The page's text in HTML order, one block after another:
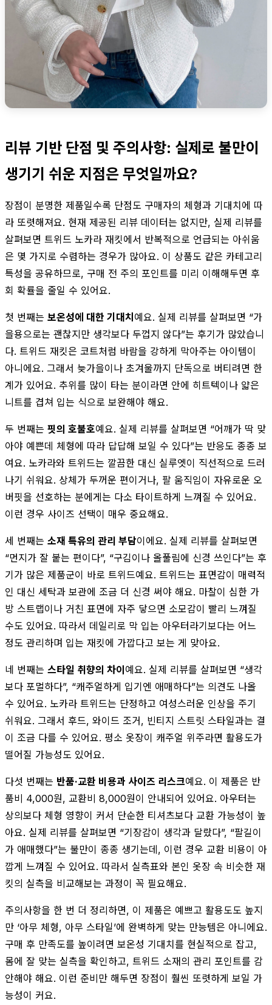
리뷰 기반 단점 및 주의사항: 실제로 불만이
생기기 쉬운 지점은 무엇일까요?
장점이 분명한 제품일수록 단점도 구매자의 체형과 기대치에 따
라 또렷해져요. 현재 제공된 리뷰 데이터는 없지만, 실제 리뷰를
살펴보면 트위드 노카라 재킷에서 반복적으로 언급되는 아쉬움
은 몇 가지로 수렴하는 경우가 많아요. 이 상품도 같은 카테고리
특성을 공유하므로, 구매 전 주의 포인트를 미리 이해해두면 후
회 확률을 줄일 수 있어요.
첫 번째는 보온성에 대한 기대치예요. 실제 리뷰를 살펴보면 “가
을용으로는 괜찮지만 생각보다 두껍지 않다”는 후기가 많았습니
다. 트위드 재킷은 코트처럼 바람을 강하게 막아주는 아이템이
아니에요. 그래서 늦가을이나 초겨울까지 단독으로 버티려면 한
계가 있어요. 추위를 많이 타는 분이라면 안에 히트텍이나 얇은
니트를 겹쳐 입는 식으로 보완해야 해요.
두 번째는 핏의 호불호예요. 실제 리뷰를 살펴보면 “어깨가 딱 맞
아야 예쁜데 체형에 따라 답답해 보일 수 있다”는 반응도 종종 보
여요. 노카라와 트위드는 깔끔한 대신 실루엣이 직선적으로 드러
나기 쉬워요. 상체가 두꺼운 편이거나, 팔 움직임이 자유로운 오
버핏을 선호하는 분에게는 다소 타이트하게 느껴질 수 있어요.
이런 경우 사이즈 선택이 매우 중요해요.
세 번째는 소재 특유의 관리 부담이에요. 실제 리뷰를 살펴보면
“먼지가 잘 붙는 편이다”, “구김이나 올풀림에 신경 쓰인다”는 후
기가 많은 제품군이 바로 트위드예요. 트위드는 표면감이 매력적
인 대신 세탁과 보관에 조금 더 신경 써야 해요. 마찰이 심한 가
방 스트랩이나 거친 표면에 자주 닿으면 소모감이 빨리 느껴질
수도 있어요. 따라서 데일리로 막 입는 아우터라기보다는 어느
정도 관리하며 입는 재킷에 가깝다고 보는 게 맞아요.
네 번째는 스타일 취향의 차이예요. 실제 리뷰를 살펴보면 “생각
보다 포멀하다”, “캐주얼하게 입기엔 애매하다”는 의견도 나올
수 있어요. 노카라 트위드는 단정하고 여성스러운 인상을 주기
쉬워요. 그래서 후드, 와이드 조거, 빈티지 스트릿 스타일과는 결
이 조금 다를 수 있어요. 평소 옷장이 캐주얼 위주라면 활용도가
떨어질 가능성도 있어요.
다섯 번째는 반품·교환 비용과 사이즈 리스크예요. 이 제품은 반
품비 4,000원, 교환비 8,000원이 안내되어 있어요. 아우터는
상의보다 체형 영향이 커서 단순한 티셔츠보다 교환 가능성이 높
아요. 실제 리뷰를 살펴보면 “기장감이 생각과 달랐다”, “팔길이
가 애매했다”는 불만이 종종 생기는데, 이런 경우 교환 비용이 아
깝게 느껴질 수 있어요. 따라서 실측표와 본인 옷장 속 비슷한 재
킷의 실측을 비교해보는 과정이 꼭 필요해요.
주의사항을 한 번 더 정리하면, 이 제품은 예쁘고 활용도도 높지
만 ‘아무 체형, 아무 스타일’에 완벽하게 맞는 만능템은 아니에요.
구매 후 만족도를 높이려면 보온성 기대치를 현실적으로 잡고,
몸에 잘 맞는 실측을 확인하고, 트위드 소재의 관리 포인트를 감
안해야 해요. 이런 준비만 해두면 장점이 훨씬 또렷하게 보일 가
능성이 커요.